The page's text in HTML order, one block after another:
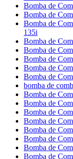
Bomba de
Bomba de
Bomba de
135i
Bomba de
Bomba de
Bomba de
Bomba de
Bomba de
bomba de
Bomba de
Bomba de
Bomba de
Bomba de
Bomba de
Bomba de
Bomba de
Bomba de